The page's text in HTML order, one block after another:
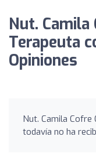
Nut. Camila
Terapeuta
Opiniones
Nut. Camila
todavía no ha